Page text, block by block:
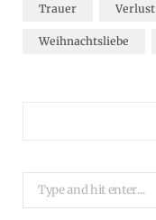
Trauer Verlust
Weihnachtsliebe
Search
for: